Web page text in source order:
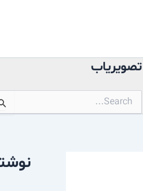
تصویریاب
جستجو
برای: